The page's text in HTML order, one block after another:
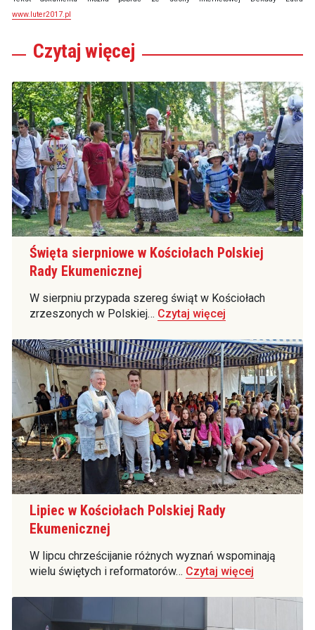
www.luter2017.pl
Czytaj więcej
Święta sierpniowe w Kościołach Polskiej
Rady Ekumenicznej
W sierpniu przypada szereg świąt w Kościołach
zrzeszonych w Polskiej… Czytaj więcej
Lipiec w Kościołach Polskiej Rady
Ekumenicznej
W lipcu chrześcijanie różnych wyznań wspominają
wielu świętych i reformatorów… Czytaj więcej